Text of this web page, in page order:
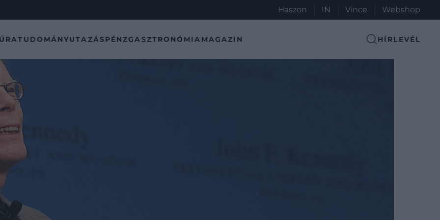
Haszon IN Vince Webshop
TUDOMÁNYUTAZÁSPÉNZGASZTRONÓMIA MAGAZIN HÍRLEVÉL